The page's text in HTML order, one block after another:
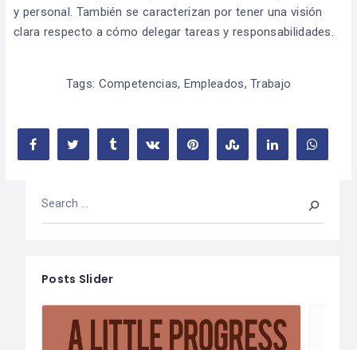
y personal. También se caracterizan por tener una visión
clara respecto a cómo delegar tareas y responsabilidades.
Tags: Competencias, Empleados,Trabajo
Posts Slider